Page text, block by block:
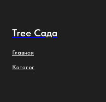
Tree Сада
Главная
Каталог